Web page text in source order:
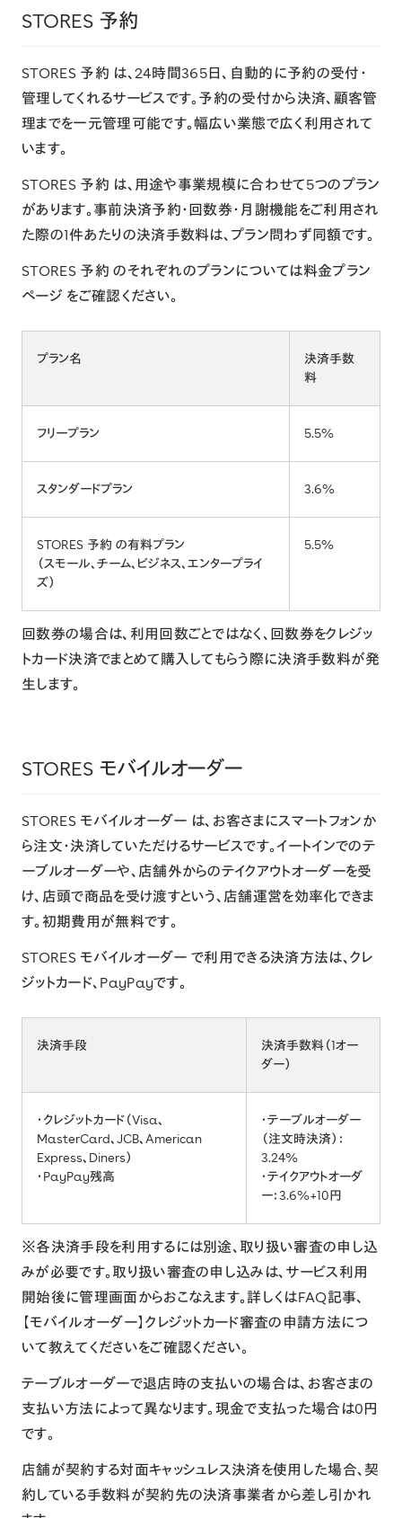
STORES 予約
STORES 予約 は、24時間365日、自動的に予約の受付・
管理してくれるサービスです。予約の受付から決済、顧客管
理までを一元管理可能です。幅広い業態で広く利用されて
います。
STORES 予約 は、用途や事業規模に合わせて5つのプラン
があります。事前決済予約・回数券・月謝機能をご利用され
た際の1件あたりの決済手数料は、プラン問わず同額です。
STORES 予約 のそれぞれのプランについては料金プラン
ページ をご確認ください。
プラン名
決済手数
料
フリープラン 5.5%
スタンダードプラン 3.6%
STORES 予約 の有料プラン
（スモール、チーム、ビジネス、エンタープライ
ズ）
5.5%
回数券の場合は、利用回数ごとではなく、回数券をクレジッ
トカード決済でまとめて購入してもらう際に決済手数料が発
生します。
STORES モバイルオーダー
STORES モバイルオーダー は、お客さまにスマートフォンか
ら注文・決済していただけるサービスです。イートインでのテ
ーブルオーダーや、店舗外からのテイクアウトオーダーを受
け、店頭で商品を受け渡すという、店舗運営を効率化できま
す。初期費用が無料です。
STORES モバイルオーダー で利用できる決済方法は、クレ
ジットカード、PayPayです。
決済手段
決済手数料（1オー
ダー）
・クレジットカード（Visa、
MasterCard、JCB、American
Express、Diners）
・PayPay残高
・テーブルオーダー
（注文時決済）：
3.24%
・テイクアウトオーダ
ー：3.6%+10円
※各決済手段を利用するには別途、取り扱い審査の申し込
みが必要です。取り扱い審査の申し込みは、サービス利用
開始後に管理画面からおこなえます。詳しくはFAQ記事、
【モバイルオーダー】クレジットカード審査の申請方法につ
いて教えてくださいをご確認ください。
テーブルオーダーで退店時の支払いの場合は、お客さまの
支払い方法によって異なります。現金で支払った場合は0円
です。
店舗が契約する対面キャッシュレス決済を使用した場合、契
約している手数料が契約先の決済事業者から差し引かれ